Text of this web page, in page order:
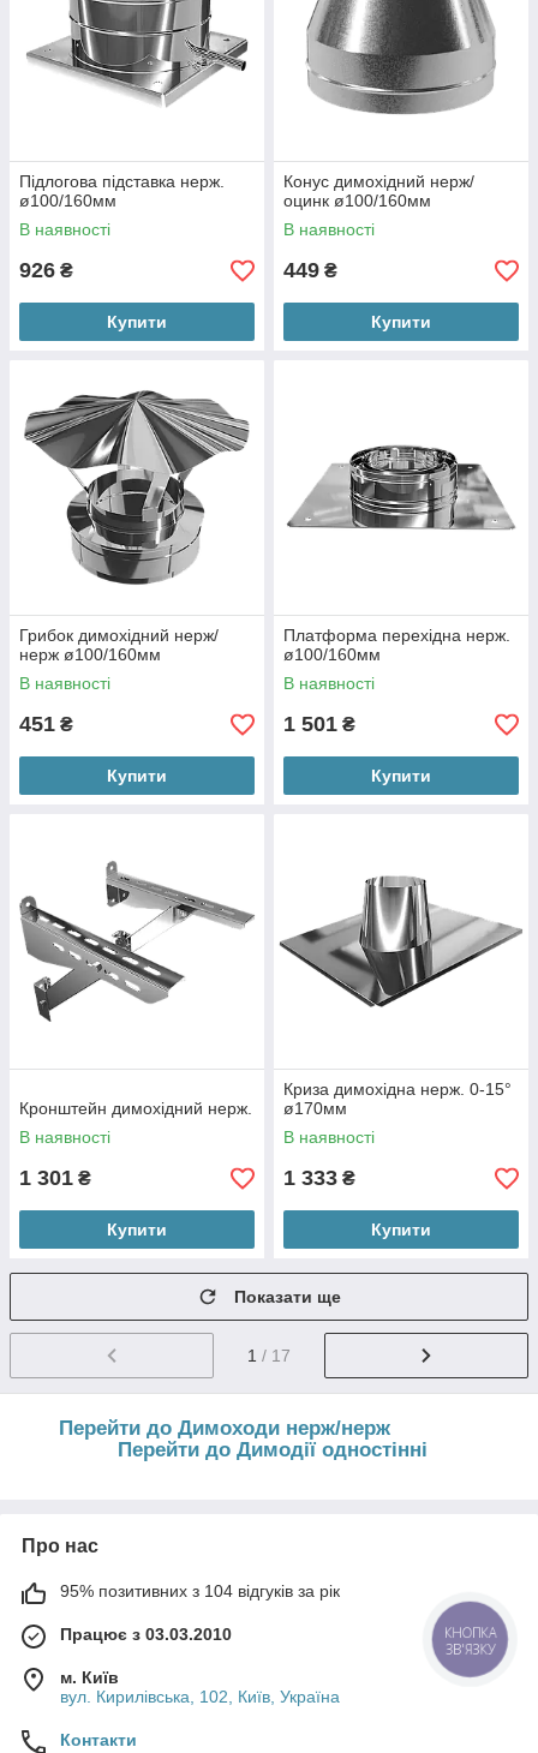
Підлогова підставка нерж.
ø100/160мм
В наявності
926 ₴
Купити
Конус димохідний нерж/
оцинк ø100/160мм
В наявності
449 ₴
Купити
Грибок димохідний нерж/
нерж ø100/160мм
В наявності
451 ₴
Купити
Платформа перехідна нерж.
ø100/160мм
В наявності
1 501 ₴
Купити
Кронштейн димохідний нерж.
В наявності
1 301 ₴
Купити
Криза димохідна нерж. 0-15°
ø170мм
В наявності
1 333 ₴
Купити
Показати ще
1 / 17
Перейти до Димоходи нерж/нерж
Перейти до Димодії одностінні
Про нас
95% позитивних з 104 відгуків за рік
Працює з 03.03.2010
м. Київ
вул. Кирилівська, 102, Київ, Україна
Контакти
КНОПКА
ЗВ'ЯЗКУ